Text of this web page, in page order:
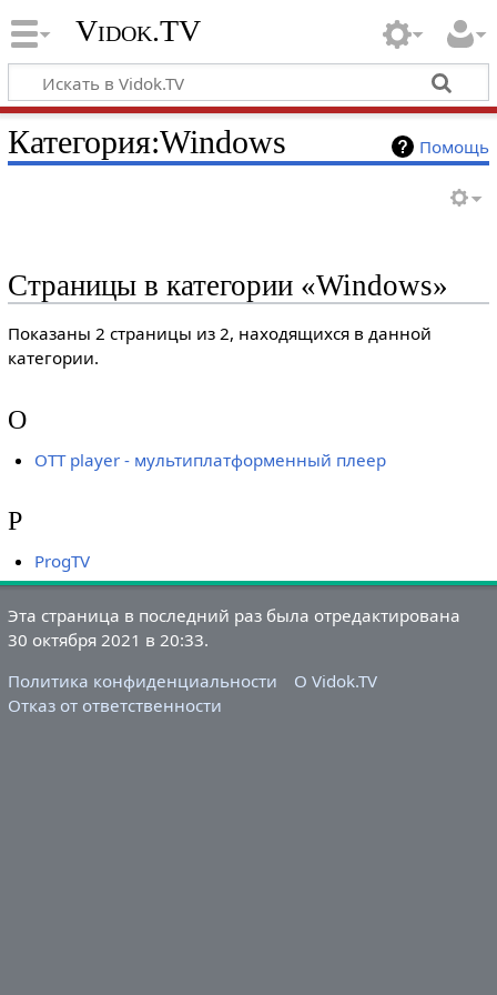
Vidok.TV
Помощь
Категория:Windows
Страницы в категории «Windows»
Показаны 2 страницы из 2, находящихся в данной
категории.
O
OTT player - мультиплатформенный плеер
P
ProgTV
Эта страница в последний раз была отредактирована
30 октября 2021 в 20:33.
Политика конфиденциальности
О Vidok.TV
Отказ от ответственности